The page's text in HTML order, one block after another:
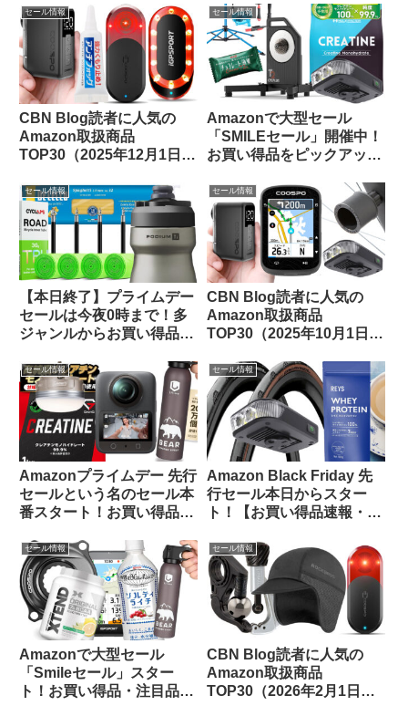
します
セール情報
CBN Blog読者に人気の
Amazon取扱商品
TOP30（2025年12月1日
セール情報
Amazonで大型セール
「SMILEセール」開催中！
お買い得品をピックアップ
セール情報
【本日終了】プライムデー
セールは今夜0時まで！多
ジャンルからお買い得品を
セール情報
CBN Blog読者に人気の
Amazon取扱商品
TOP30（2025年10月1日
セール情報
Amazonプライムデー 先行
セールという名のセール本
番スタート！お買い得品を
ます
セール情報
Amazon Black Friday 先
行セール本日からスター
ト！【お買い得品速報・
セール情報
Amazonで大型セール
「Smileセール」スター
ト！お買い得品・注目品を
セール情報
CBN Blog読者に人気の
Amazon取扱商品
TOP30（2026年2月1日